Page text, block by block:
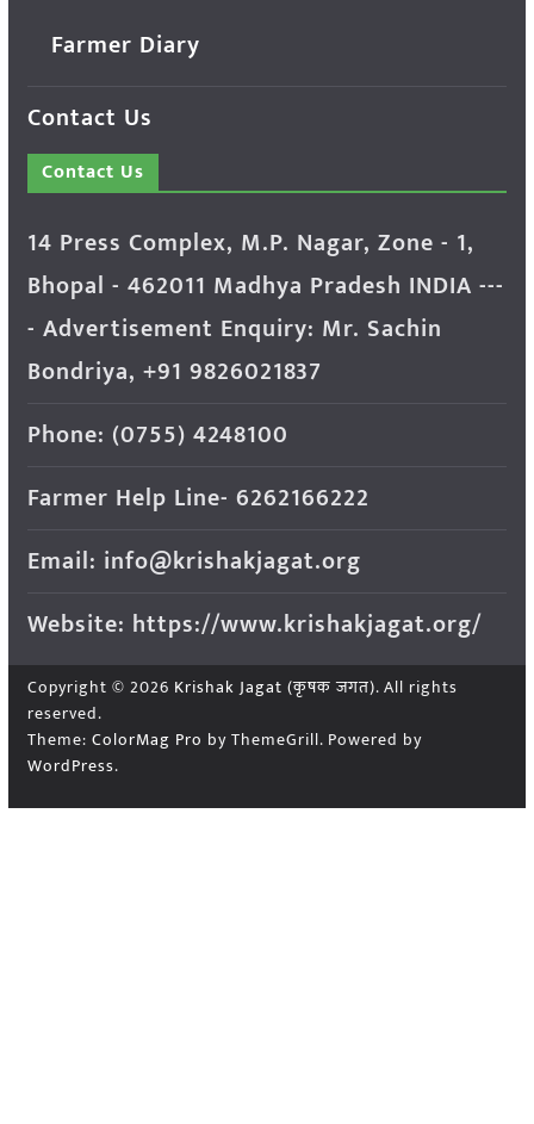
Farmer Diary
Contact Us
Contact Us
14 Press Complex, M.P. Nagar, Zone - 1,
Bhopal - 462011 Madhya Pradesh INDIA ---
- Advertisement Enquiry: Mr. Sachin
Bondriya, +91 9826021837
Phone: (0755) 4248100
Farmer Help Line- 6262166222
Email: info@krishakjagat.org
Website: https://www.krishakjagat.org/
Copyright © 2026 Krishak Jagat (कृषक जगत). All rights
reserved.
Theme: ColorMag Pro by ThemeGrill. Powered by
WordPress.